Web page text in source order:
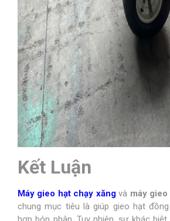
Kết Luận
Máy gieo hạt chạy xăngvà máy
chung mục tiêu là giúp gieo hạt